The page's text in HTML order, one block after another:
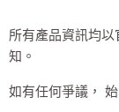
所有產品資訊均
知。
如有任何爭議，